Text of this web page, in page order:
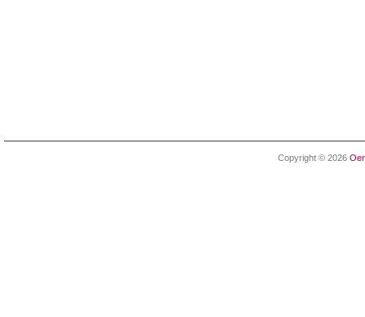
Copyright © 2026